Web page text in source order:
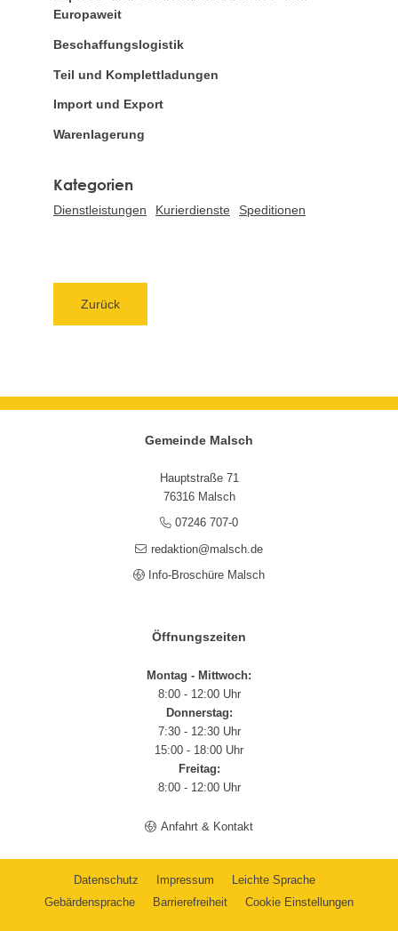
Europaweit
Beschaffungslogistik
Teil und Komplettladungen
Import und Export
Warenlagerung
Dienstleistungen Kurierdienste Speditionen
Zurück
Gemeinde Malsch
Hauptstraße 71
76316 Malsch
07246 707-0
redaktion@malsch.de
Info-Broschüre Malsch
Öffnungszeiten
Montag - Mittwoch:
8:00 - 12:00 Uhr
Donnerstag:
7:30 - 12:30 Uhr
15:00 - 18:00 Uhr
Freitag:
8:00 - 12:00 Uhr
Anfahrt & Kontakt
Datenschutz Impressum
Leichte Sprache
Gebärdensprache
Barrierefreiheit Cookie Einstellungen